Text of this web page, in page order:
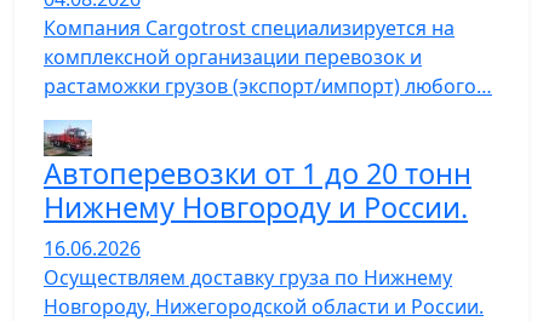
Компания Cargotrost специализируется на
комплексной организации перевозок и
растаможки грузов (экспорт/импорт) любого…
Автоперевозки от 1 до 20 тонн
Нижнему Новгороду и России.
16.06.2026
Осуществляем доставку груза по Нижнему
Новгороду, Нижегородской области и России.